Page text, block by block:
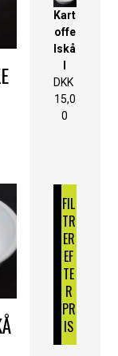
Kart
offe
lskå
DKK
15,0
0
FIL
TR
ER
EF
TE
R
PR
IS